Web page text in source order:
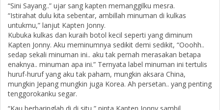
“Sini Sayang..” ujar sang kapten memanggilku mesra.
“Istirahat dulu kita sebentar, ambillah minuman di kulkas
untukmu,” lanjut Kapten Jonny.
Kubuka kulkas dan kuraih botol kecil seperti yang diminum
Kapten Jonny. Aku meminumnya sedikit demi sedikit, “Ooohh..
sedap sekali minuman ini.. aku tak pernah merasakan betapa
enaknya.. minuman apa ini.” Ternyata label minuman ini tertulis
huruf-huruf yang aku tak paham, mungkin aksara China,
mungkin Jepang mungkin juga Korea. Ah persetan.. yang penting
tenggorokanku segar.
“Kau berbaringlah di di situ,” pinta Kapten Jonny sambil